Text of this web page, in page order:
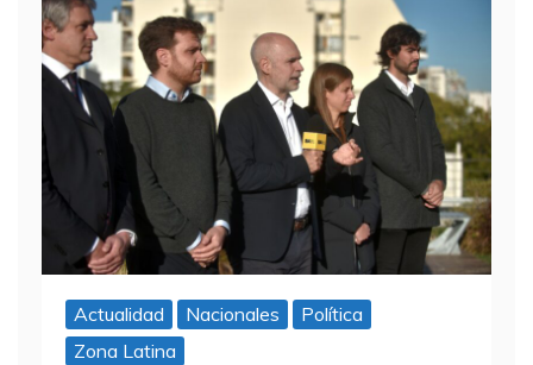
Actualidad Nacionales
Política
Zona Latina